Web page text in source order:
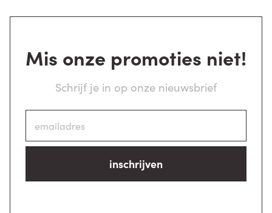
Mis onze promoties niet!
Schrijf je in op onze nieuwsbrief
inschrijven